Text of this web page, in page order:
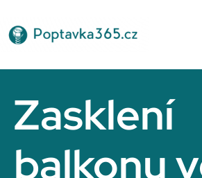
na
obsah
Zasklení
balkonu